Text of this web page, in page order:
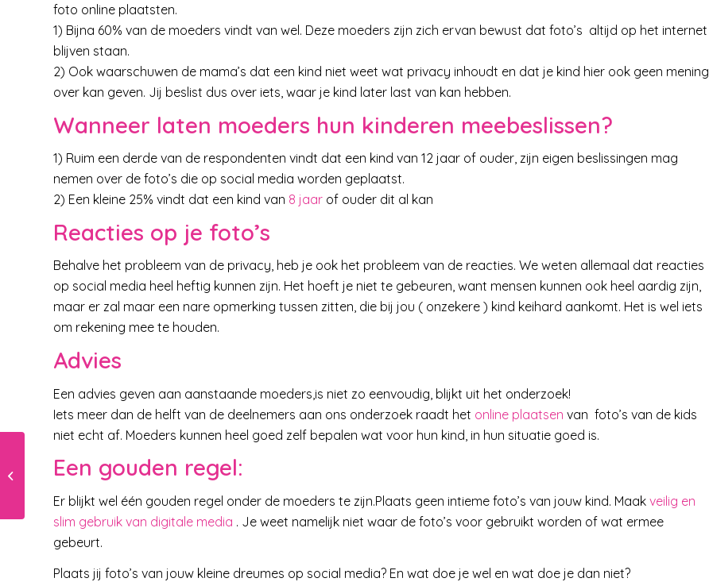
foto online plaatsten.
1) Bijna 60% van de moeders vindt van wel. Deze moeders zijn zich ervan bewust dat foto’s altijd op het internet
blijven staan.
2) Ook waarschuwen de mama’s dat een kind niet weet wat privacy inhoudt en dat je kind hier ook geen mening
over kan geven. Jij beslist dus over iets, waar je kind later last van kan hebben.
Wanneer laten moeders hun kinderen meebeslissen?
1) Ruim een derde van de respondenten vindt dat een kind van 12 jaar of ouder, zijn eigen beslissingen mag
nemen over de foto’s die op social media worden geplaatst.
2) Een kleine 25% vindt dat een kind van 8 jaar of ouder dit al kan
Reacties op je foto’s
Behalve het probleem van de privacy, heb je ook het probleem van de reacties. We weten allemaal dat reacties
op social media heel heftig kunnen zijn. Het hoeft je niet te gebeuren, want mensen kunnen ook heel aardig zijn,
maar er zal maar een nare opmerking tussen zitten, die bij jou ( onzekere ) kind keihard aankomt. Het is wel iets
om rekening mee te houden.
Advies
Een advies geven aan aanstaande moeders,is niet zo eenvoudig, blijkt uit het onderzoek!
Iets meer dan de helft van de deelnemers aan ons onderzoek raadt het online plaatsen van foto’s van de kids
niet echt af. Moeders kunnen heel goed zelf bepalen wat voor hun kind, in hun situatie goed is.
Een gouden regel:
Er blijkt wel één gouden regel onder de moeders te zijn.Plaats geen intieme foto’s van jouw kind. Maak veilig en
slim gebruik van digitale media . Je weet namelijk niet waar de foto’s voor gebruikt worden of wat ermee
gebeurt.
Plaats jij foto’s van jouw kleine dreumes op social media? En wat doe je wel en wat doe je dan niet?
7 tips bij het kopen
van een zwembad